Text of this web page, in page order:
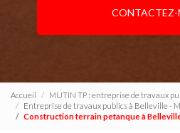
CONTACTEZ-
Accueil
MUTIN TP : entreprise de travaux
Entreprise de travaux publics à Belleville -
Construction terrain petanque à